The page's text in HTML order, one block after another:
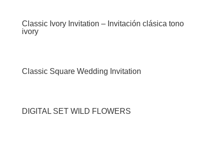
Classic Ivory Invitation – Invitación clásica tono
ivory
Classic Square Wedding Invitation
DIGITAL SET WILD FLOWERS